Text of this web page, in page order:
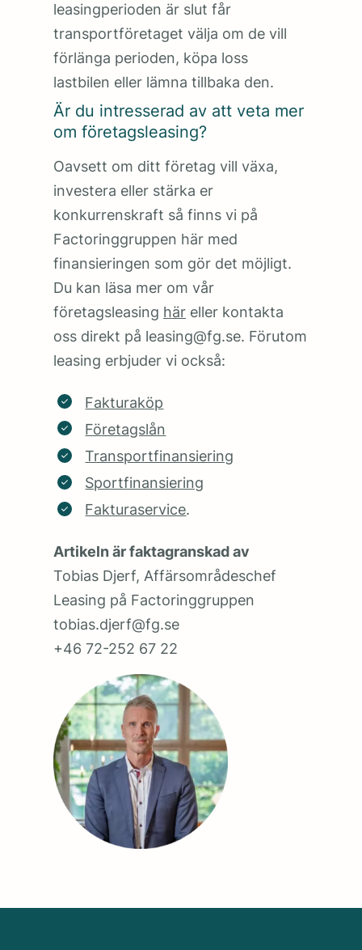
leasingperioden är slut får
transportföretaget välja om de vill
förlänga perioden, köpa loss
lastbilen eller lämna tillbaka den.
Är du intresserad av att veta mer
om företagsleasing?
Oavsett om ditt företag vill växa,
investera eller stärka er
konkurrenskraft så finns vi på
Factoringgruppen här med
finansieringen som gör det möjligt.
Du kan läsa mer om vår
företagsleasing här eller kontakta
oss direkt på leasing@fg.se. Förutom
leasing erbjuder vi också:
Fakturaköp
Företagslån
Transportfinansiering
Sportfinansiering
Fakturaservice.
Artikeln är faktagranskad av
Tobias Djerf, Affärsområdeschef
Leasing på Factoringgruppen
tobias.djerf@fg.se
+46 72-252 67 22‬